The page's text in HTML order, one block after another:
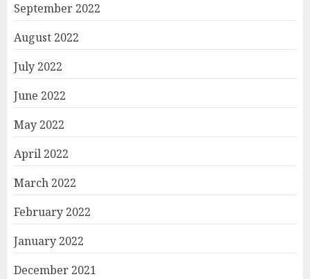
September 2022
August 2022
July 2022
June 2022
May 2022
April 2022
March 2022
February 2022
January 2022
December 2021